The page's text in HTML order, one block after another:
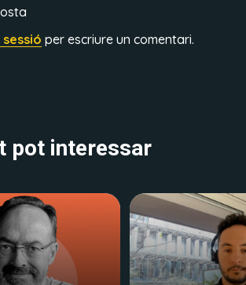
per escriure un comentari.
pot interessar